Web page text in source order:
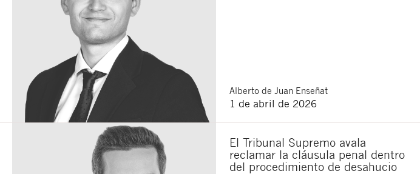
Alberto de Juan Enseñat
1 de abril de 2026
El Tribunal Supremo avala
reclamar la cláusula penal dentro
del procedimiento de desahucio